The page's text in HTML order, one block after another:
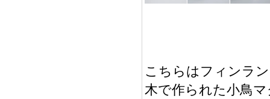
こちらはフィンラ
木で作られた小鳥